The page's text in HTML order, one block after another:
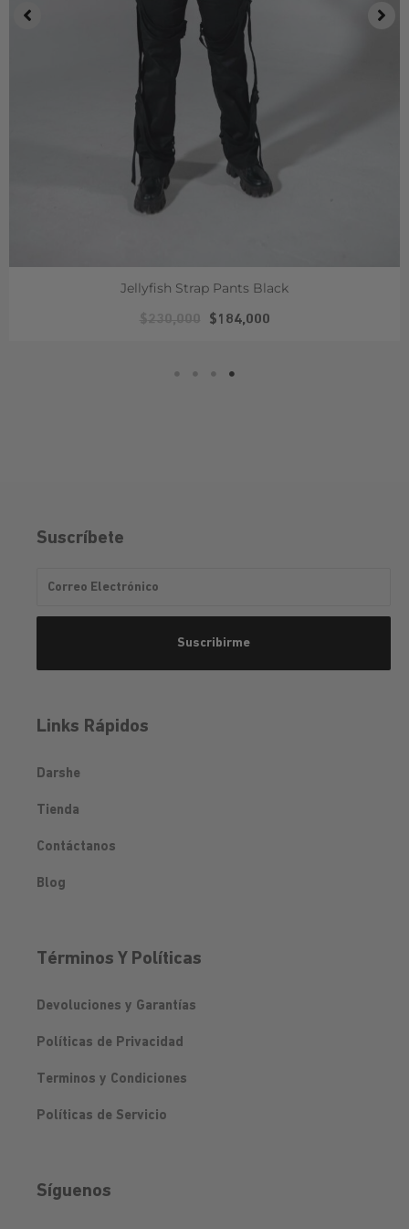
Jellyfish Strap Pants Black
$184,000
Suscríbete
Suscribirme
Links Rápidos
Darshe
Tienda
Contáctanos
Blog
Términos Y Políticas
Devoluciones y Garantías
Políticas de Privacidad
Terminos y Condiciones
Políticas de Servicio
Síguenos